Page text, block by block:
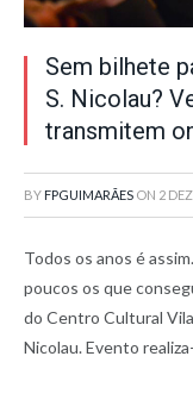
Sem bilhete
S. Nicolau?
transmitem
BY FPGUIMARÃES ON 2
Todos os anos é
poucos os que
do Centro Cultural
Nicolau. Evento